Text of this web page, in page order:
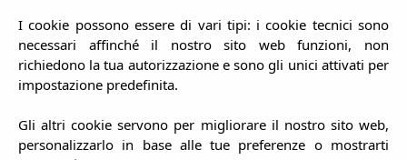
Annullamento
nessuna spesa*
Es Pujols, spiagge, ozio e
I cookie possono essere di vari tipi: i cookie tecnici sono
necessari affinché il nostro sito web funzioni, non
richiedono la tua autorizzazione e sono gli unici attivati per
impostazione predefinita.
Gli altri cookie servono per migliorare il nostro sito web,
personalizzarlo in base alle tue preferenze o mostrarti